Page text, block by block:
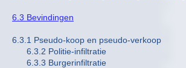
6.3 Bevindingen
6.3.1 Pseudo-koop en pseudo-verkoop
6.3.2 Politie-infiltratie
6.3.3 Burgerinfiltratie